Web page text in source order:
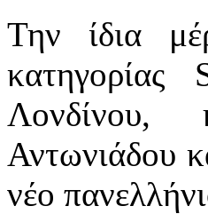
Την ίδια
Λονδίνου,
Αντωνιάδου
νέο